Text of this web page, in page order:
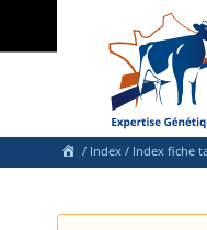
/ Index / Index fiche